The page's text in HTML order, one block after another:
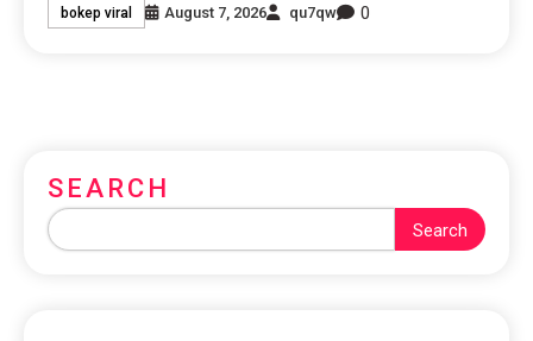
bokep viral August 7, 2026 qu7qw 0
SEARCH
Search